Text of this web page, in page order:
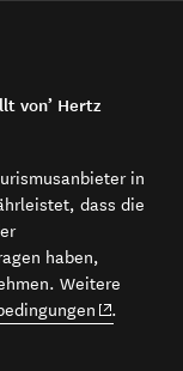
von’ Hertz
in
dass die
haben,
Weitere
(opens in
.